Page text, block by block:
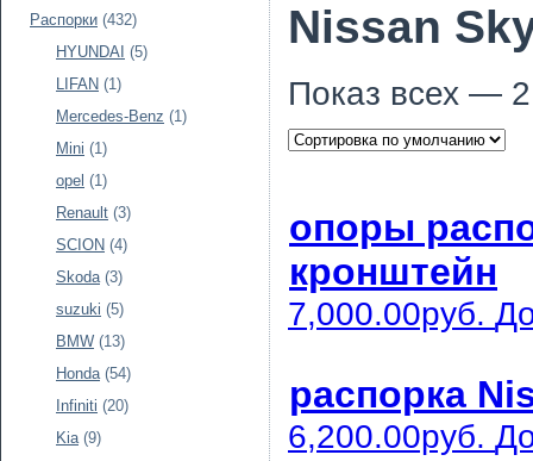
Распорки (432)
HYUNDAI (5)
LIFAN (1)
Mercedes-Benz (1)
Mini (1)
opel (1)
Renault (3)
SCION (4)
Skoda (3)
suzuki (5)
BMW (13)
Honda (54)
Infiniti (20)
Kia (9)
Nissan
Показ всех — 2
опоры
кронштейн
7,000.00руб.
распорка
6,200.00руб.